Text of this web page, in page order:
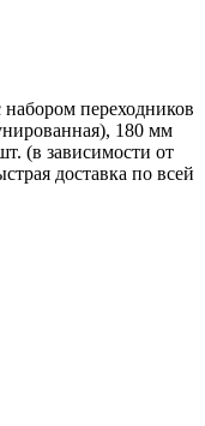
переходников
180 мм
(в зависимости от
доставка по всей